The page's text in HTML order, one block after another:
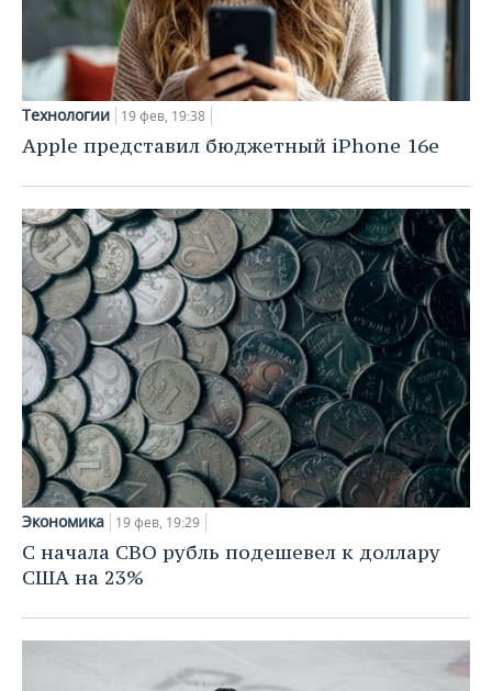
Технологии 19 фев, 19:38
Apple представил бюджетный iPhone 16e
Экономика 19 фев, 19:29
С начала СВО рубль подешевел к доллару
США на 23%